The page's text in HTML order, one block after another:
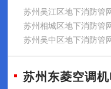
苏州吴江区‌地下消防管
苏州相城区地下消防管
苏州吴中区地下消防管
苏州东菱空调